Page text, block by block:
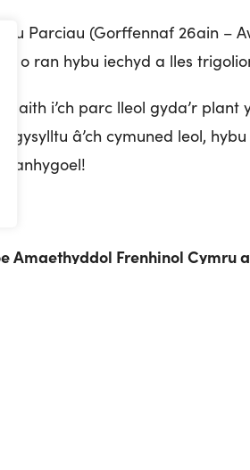
Parciau (Gorffennaf 26ain –
o ran hybu iechyd a lles
i’ch parc lleol gyda’r
â’ch cymuned leol,
anhygoel!
Amaethyddol Frenhinol Cymru